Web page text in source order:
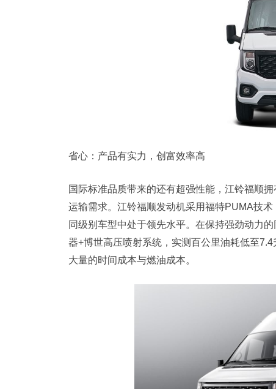
省心：产品有实力，创富效率高
国际标准品质带来的还有超强性能，江铃福顺
运输需求。江铃福顺发动机采用福特PUMA技
同级别车型中处于领先水平。在保持强劲动力
器+博世高压喷射系统，实测百公里油耗低至
大量的时间成本与燃油成本。